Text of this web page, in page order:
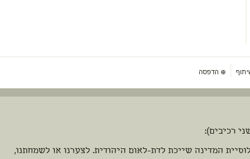
⊕ הדפסה
רכיבים):
המדינה שייכת לדת-לאום היהודית. לצערנו או לשמחתנו,